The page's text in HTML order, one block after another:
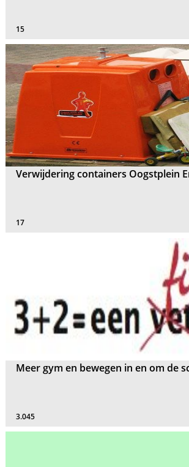
15
Verwijdering containers Oogstplein
17
Meer gym en bewegen in en om de
3.045